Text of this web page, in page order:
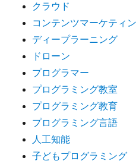
クラウド
コンテンツマーケティ
ディープラーニング
ドローン
プログラマー
プログラミング教室
プログラミング教育
プログラミング言語
人工知能
子どもプログラミング